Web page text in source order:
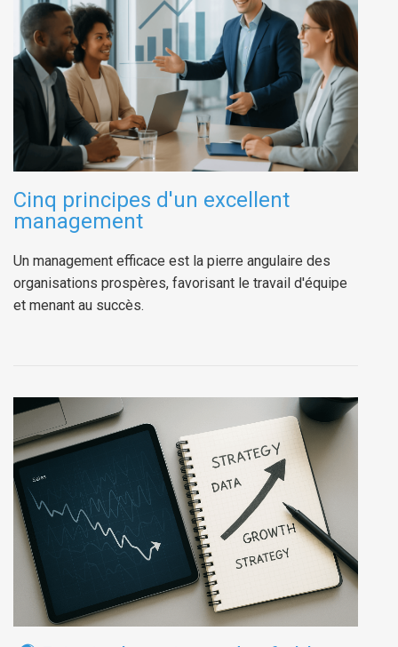
Cinq principes d'un excellent
management
Un management efficace est la pierre angulaire des
organisations prospères, favorisant le travail d'équipe
et menant au succès.